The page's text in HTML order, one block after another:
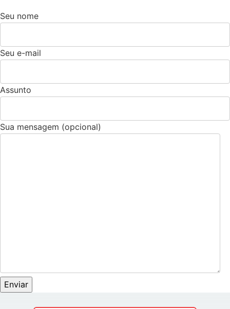
Seu nome
Seu e-mail
Assunto
Sua mensagem (opcional)